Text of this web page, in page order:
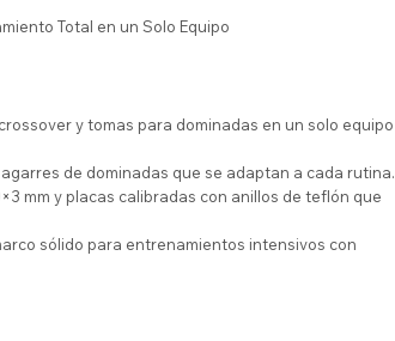
Total en un Solo Equipo
y tomas para dominadas en un solo equipo
de dominadas que se adaptan a cada rutina.
mm y placas calibradas con anillos de teflón que
sólido para entrenamientos intensivos con